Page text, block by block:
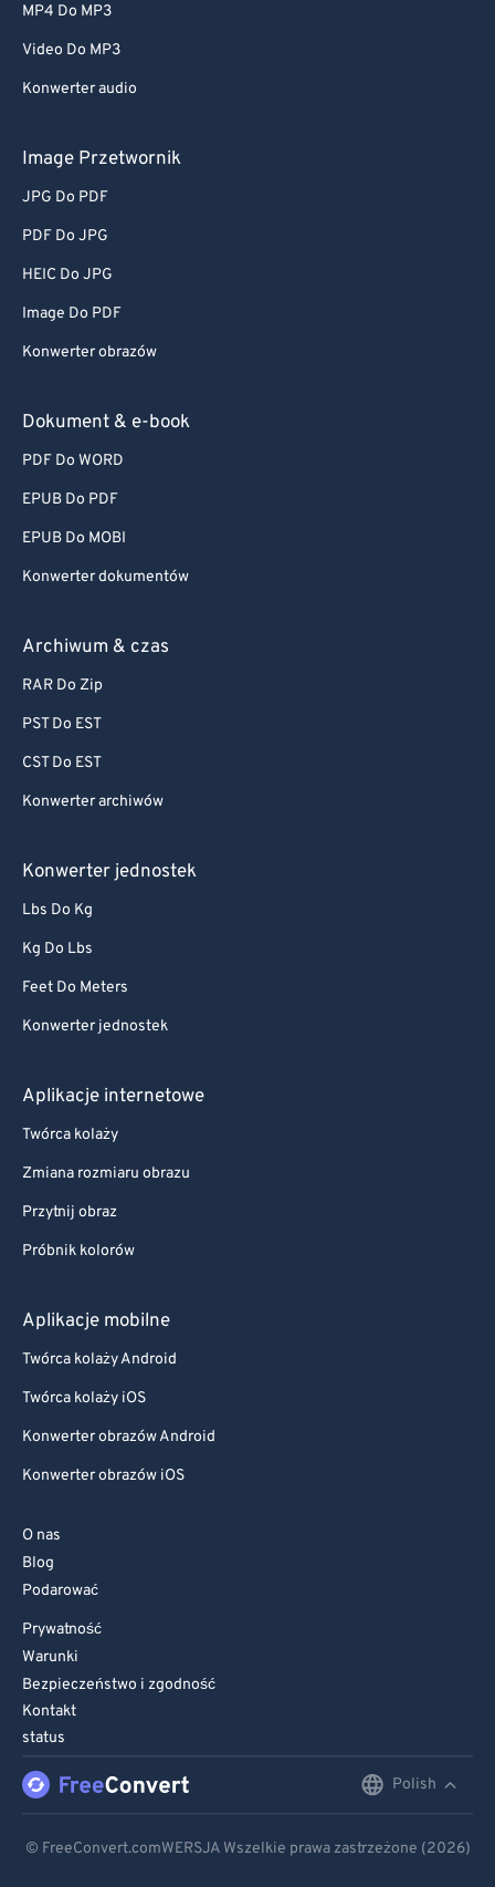
MP4 Do MP3
Video Do MP3
Konwerter audio
Image Przetwornik
JPG Do PDF
PDF Do JPG
HEIC Do JPG
Image Do PDF
Konwerter obrazów
Dokument & e-book
PDF Do WORD
EPUB Do PDF
EPUB Do MOBI
Konwerter dokumentów
Archiwum & czas
RAR Do Zip
PST Do EST
CST Do EST
Konwerter archiwów
Konwerter jednostek
Lbs Do Kg
Kg Do Lbs
Feet Do Meters
Konwerter jednostek
Aplikacje internetowe
Twórca kolaży
Zmiana rozmiaru obrazu
Przytnij obraz
Próbnik kolorów
Aplikacje mobilne
Twórca kolaży Android
Twórca kolaży iOS
Konwerter obrazów Android
Konwerter obrazów iOS
O nas
Blog
Podarować
Prywatność
Warunki
Bezpieczeństwo i zgodność
Kontakt
status
Polish
© FreeConvert.comWERSJA Wszelkie prawa zastrzeżone (2026)